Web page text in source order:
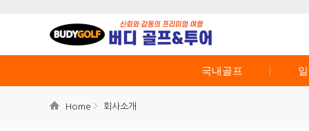
국내골프
Home 회사소개